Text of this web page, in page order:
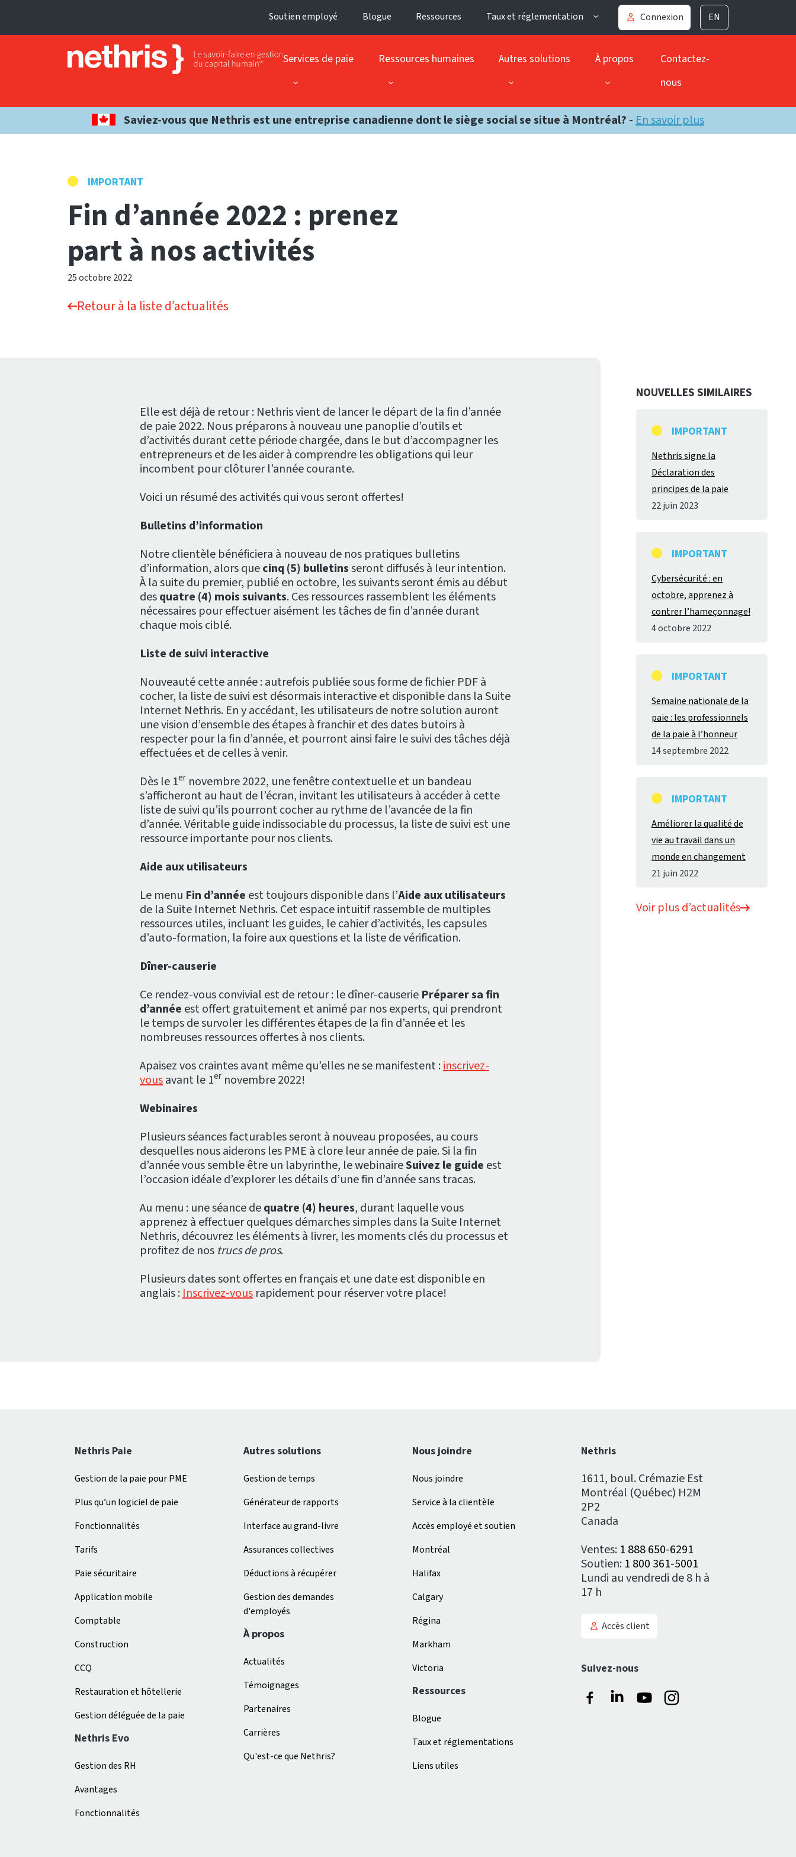
Soutien employé Blogue Ressources Taux et réglementation Connexion EN
Services de paie Ressources humaines Autres solutions À propos
Contactez-
nous
Saviez-vous que Nethris est une entreprise canadienne dont le siège social se situe à Montréal? -En savoir plus
IMPORTANT
Fin d’année 2022 : prenez
part à nos activités
25 octobre 2022
Retour à la liste d’actualités
Elle est déjà de retour : Nethris vient de lancer le départ de la fin d’année
de paie 2022. Nous préparons à nouveau une panoplie d’outils et
d’activités durant cette période chargée, dans le but d’accompagner les
entrepreneurs et de les aider à comprendre les obligations qui leur
incombent pour clôturer l’année courante.
Voici un résumé des activités qui vous seront offertes!
Bulletins d’information
Notre clientèle bénéficiera à nouveau de nos pratiques bulletins
d’information, alors quecinq (5) bulletinsseront diffusés à leur intention.
À la suite du premier, publié en octobre, les suivants seront émis au début
desquatre (4) mois suivants. Ces ressources rassemblent les éléments
nécessaires pour effectuer aisément les tâches de fin d’année durant
chaque mois ciblé.
Liste de suivi interactive
Nouveauté cette année : autrefois publiée sous forme de fichier PDF à
cocher, la liste de suivi est désormais interactive et disponible dans la Suite
Internet Nethris. En y accédant, les utilisateurs de notre solution auront
une vision d’ensemble des étapes à franchir et des dates butoirs à
respecter pour la fin d’année, et pourront ainsi faire le suivi des tâches déjà
effectuées et de celles à venir.
Dès le 1er novembre 2022, une fenêtre contextuelle et un bandeau
s’afficheront au haut de l’écran, invitant les utilisateurs à accéder à cette
liste de suivi qu’ils pourront cocher au rythme de l’avancée de la fin
d’année. Véritable guide indissociable du processus, la liste de suivi est une
ressource importante pour nos clients.
Aide aux utilisateurs
Le menu Fin d’année est toujours disponible dans l’Aide aux utilisateurs
de la Suite Internet Nethris. Cet espace intuitif rassemble de multiples
ressources utiles, incluant les guides, le cahier d’activités, les capsules
d’auto-formation, la foire aux questions et la liste de vérification.
Dîner-causerie
Ce rendez-vous convivial est de retour : le dîner-causerie Préparer sa fin
d’année est offert gratuitement et animé par nos experts, qui prendront
le temps de survoler les différentes étapes de la fin d’année et les
nombreuses ressources offertes à nos clients.
Apaisez vos craintes avant même qu’elles ne se manifestent :inscrivez-
vousavant le 1er novembre 2022!
Webinaires
Plusieurs séances facturables seront à nouveau proposées, au cours
desquelles nous aiderons les PME à clore leur année de paie. Si la fin
d’année vous semble être un labyrinthe, le webinaireSuivez le guide est
l’occasion idéale d’explorer les détails d’une fin d’année sans tracas.
Au menu : une séance dequatre (4) heures, durant laquelle vous
apprenez à effectuer quelques démarches simples dans la Suite Internet
Nethris, découvrez les éléments à livrer, les moments clés du processus et
profitez de nos trucs de pros.
Plusieurs dates sont offertes en français et une date est disponible en
anglais :Inscrivez-vous rapidement pour réserver votre place!
NOUVELLES SIMILAIRES
IMPORTANT
Nethris signe la
Déclaration des
principes de la paie
22 juin 2023
IMPORTANT
Cybersécurité : en
octobre, apprenez à
contrer l’hameçonnage!
4 octobre 2022
IMPORTANT
Semaine nationale de la
paie : les professionnels
de la paie à l’honneur
14 septembre 2022
IMPORTANT
Améliorer la qualité de
vie au travail dans un
monde en changement
21 juin 2022
Voir plus d’actualités
Nethris
1611, boul. Crémazie Est
Montréal (Québec) H2M
2P2
Canada
Ventes: 1 888 650-6291
Soutien: 1 800 361-5001
Lundi au vendredi de 8 h à
17 h
Accès client
Suivez-nous
Nethris Paie
Gestion de la paie pour PME
Plus qu’un logiciel de paie
Fonctionnalités
Tarifs
Paie sécuritaire
Application mobile
Comptable
Construction
CCQ
Restauration et hôtellerie
Gestion déléguée de la paie
Nethris Evo
Gestion des RH
Avantages
Fonctionnalités
Autres solutions
Gestion de temps
Générateur de rapports
Interface au grand-livre
Assurances collectives
Déductions à récupérer
Gestion des demandes
d'employés
À propos
Actualités
Témoignages
Partenaires
Carrières
Qu'est-ce que Nethris?
Nous joindre
Nous joindre
Service à la clientèle
Accès employé et soutien
Montréal
Halifax
Calgary
Régina
Markham
Victoria
Ressources
Blogue
Taux et réglementations
Liens utiles